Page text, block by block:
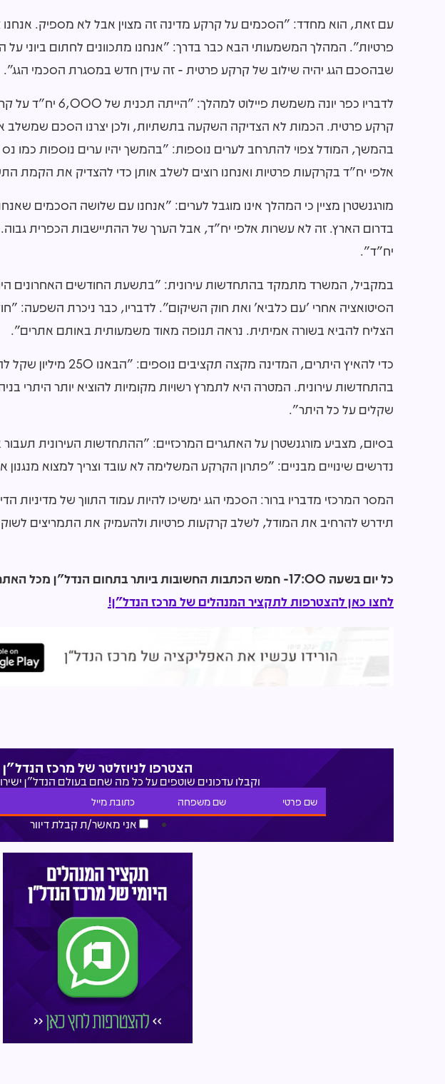
עם זאת, הוא מחדד: "הסכמים על קרקע מדינה זה מצוין אבל לא מספיק. אנחנו
פרטיות". המהלך המשמעותי הבא כבר בדרך: "אנחנו מתכוונים לחתום ביוני על
שבהסכם הגג יהיה שילוב של קרקע פרטית - זה עידן חדש במסגרת הסכמי הגג".
לדבריו כפר יונה
בהמשך, המודל צפוי להתרחב לערים נוספות: "בהמשך יהיו ערים נוספות כמו
אלפי יח"ד בקרקעות פרטיות ואנחנו רוצים לשלב אותן כדי להצדיק את הקמת
מורגנשטרן מציין כי המהלך אינו מוגבל לערים: "אנחנו עם שלושה הסכמים
יח"ד".
במקביל, המשרד מתמקד בהתחדשות עירונית: "בתשעת החודשים האחרונים היו
הסיטואציה אחרי 'עם כלביא' ואת חוק השיקום". לדבריו, כבר ניכרת השפעה:
הצליח להביא בשורה אמיתית. נראה תנופה מאוד משמעותית באותם אתרים".
כדי להאיץ היתרים, המדינה
בהתחדשות עירונית. המטרה היא לתמרץ רשויות מקומיות להוציא יותר היתרי
שקלים על כל היתר".
בסיום, מצביע מורגנשטרן על האתגרים המרכזיים: "ההתחדשות העירונית
נדרשים שינויים מבניים: "פתרון הקרקע המשלימה לא עובד וצריך למצוא מנגנון
המסר המרכזי מדבריו ברור: הסכמי הגג ימשיכו להיות עמוד התווך של מדיניות
תידרש להרחיב את המודל, לשלב קרקעות פרטיות ולהעמיק את התמריצים
כל יום בשעה 17:00- חמש הכתבות החשובות ביותר בתחום הנדל"ן מכל האתרים אצלכם בנייד!
לחצו כאן להצטרפות לתקציר המנהלים של מרכז הנדל"ן!
הצטרפו לניוזלטר של מרכז הנדל"ן
וקבלו עדכונים שוטפים על כל מה שחם בעולם הנדל"ן
אני מאשר/ת קבלת דיוור